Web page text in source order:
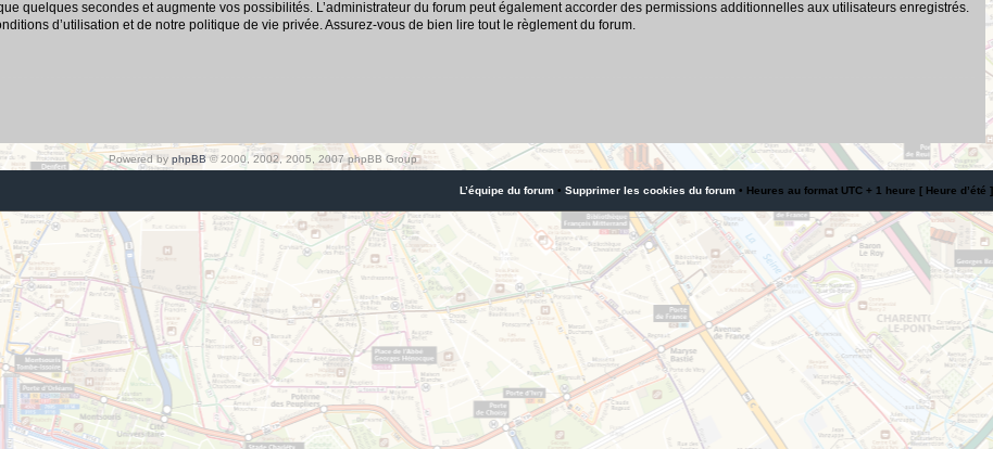
quelques secondes et augmente vos possibilités. L’administrateur du forum peut également accorder des permissions additionnelles aux utilisateurs enregistrés.
d’utilisation et de notre politique de vie privée. Assurez-vous de bien lire tout le règlement du forum.
Powered by phpBB© 2000, 2002, 2005, 2007 phpBB Group
L’équipe du forum • Supprimer les cookies du forum • Heures au format UTC + 1 heure [ Heure d’été ]